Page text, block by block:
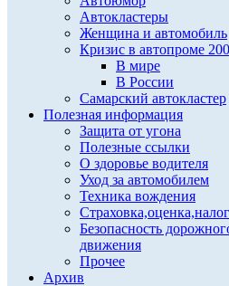
Автокластеры
Женщина и автомобиль
Кризис в автопроме
В мире
В России
Самарский автокластер
Полезная информация
Защита от угона
Полезные ссылки
О здоровье водителя
Уход за автомобилем
Техника вождения
Безопасность
движения
Прочее
Архив